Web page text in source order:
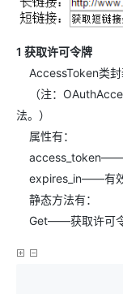
1 获取许可令牌
AccessToken类封
（注：
法。）
属性有：
access_token——
expires_in——有效
静态方法有：
Get——获取许可